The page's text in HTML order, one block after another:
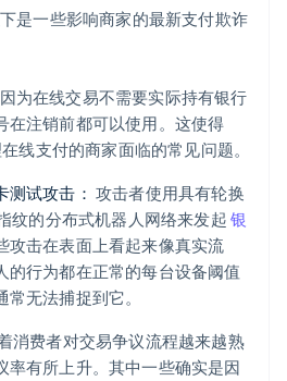
是一些影响商家的最新支付欺诈
因为在线交易不需要实际持有银行
在注销前都可以使用。这使得
线支付的商家面临的常见问题。
测试攻击： 攻击者使用具有轮换
纹的分布式机器人网络来发起银
攻击在表面上看起来像真实流
的行为都在正常的每台设备阈值
无法捕捉到它。
消费者对交易争议流程越来越熟
率有所上升。其中一些确实是因